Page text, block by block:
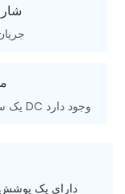
جریان بالا تا
یک سنسور دمای حساس به دما روی قطب شارژ DC وجود دارد